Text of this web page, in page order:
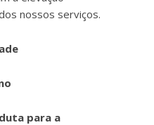
nossos serviços.
para a